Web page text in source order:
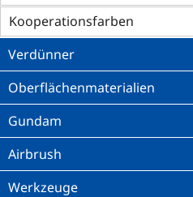
Kooperationsfarben
Verdünner
Oberflächenmaterialien
Gundam
Airbrush
Werkzeuge